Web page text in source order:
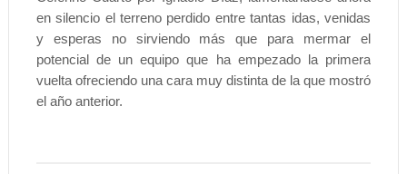
en silencio el terreno perdido entre tantas idas, venidas
y esperas no sirviendo más que para mermar el
potencial de un equipo que ha empezado la primera
vuelta ofreciendo una cara muy distinta de la que mostró
el año anterior.